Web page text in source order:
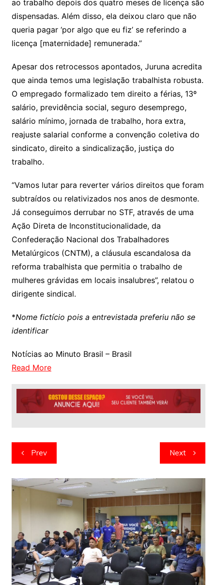
ao trabalho depois dos quatro meses de licença são
dispensadas. Além disso, ela deixou claro que não
queria pagar ‘por algo que eu fiz’ se referindo a
licença [maternidade] remunerada.”
Apesar dos retrocessos apontados, Juruna acredita
que ainda temos uma legislação trabalhista robusta.
O empregado formalizado tem direito a férias, 13º
salário, previdência social, seguro desemprego,
salário mínimo, jornada de trabalho, hora extra,
reajuste salarial conforme a convenção coletiva do
sindicato, direito a sindicalização, justiça do
trabalho.
“Vamos lutar para reverter vários direitos que foram
subtraídos ou relativizados nos anos de desmonte.
Já conseguimos derrubar no STF, através de uma
Ação Direta de Inconstitucionalidade, da
Confederação Nacional dos Trabalhadores
Metalúrgicos (CNTM), a cláusula escandalosa da
reforma trabalhista que permitia o trabalho de
mulheres grávidas em locais insalubres”, relatou o
dirigente sindical.
*Nome fictício pois a entrevistada preferiu não se
identificar
Notícias ao Minuto Brasil – Brasil
Read More
Navegação
de
artigos
Prev Next